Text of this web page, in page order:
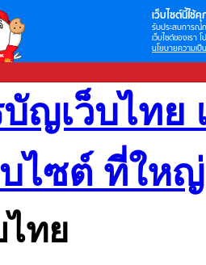
เว็บไซต์นี้ใช้คุ
รับประสบการณ์
เว็บไซต์ของเรา
นโยบายความเป็
ญเว็บไทย
ไซต์ ที่ให
ทย